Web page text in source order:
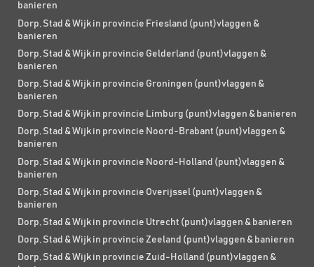
banieren
Dorp, Stad & Wijk in provincie Friesland (punt)vlaggen &
banieren
Dorp, Stad & Wijk in provincie Gelderland (punt)vlaggen &
banieren
Dorp, Stad & Wijk in provincie Groningen (punt)vlaggen &
banieren
Dorp, Stad & Wijk in provincie Limburg (punt)vlaggen & banieren
Dorp, Stad & Wijk in provincie Noord-Brabant (punt)vlaggen &
banieren
Dorp, Stad & Wijk in provincie Noord-Holland (punt)vlaggen &
banieren
Dorp, Stad & Wijk in provincie Overijssel (punt)vlaggen &
banieren
Dorp, Stad & Wijk in provincie Utrecht (punt)vlaggen & banieren
Dorp, Stad & Wijk in provincie Zeeland (punt)vlaggen & banieren
Dorp, Stad & Wijk in provincie Zuid-Holland (punt)vlaggen &